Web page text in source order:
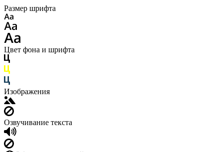
Размер шрифта
Цвет фона и шрифта
Изображения
Озвучивание текста